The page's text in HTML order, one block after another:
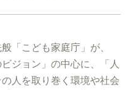
「こども家庭庁」が、
ジョン」の中心に、「人
人を取り巻く環境や社会